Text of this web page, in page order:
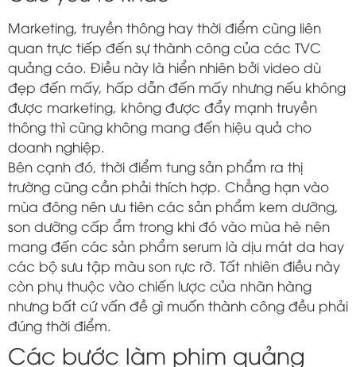
Marketing, truyền thông hay thời điểm cũng liên
quan trực tiếp đến sự thành công của các TVC
quảng cáo. Điều này là hiển nhiên bởi video dù
đẹp đến mấy, hấp dẫn đến mấy nhưng nếu không
được marketing, không được đẩy mạnh truyền
thông thì cũng không mang đến hiệu quả cho
doanh nghiệp.
Bên cạnh đó, thời điểm tung sản phẩm ra thị
trường cũng cần phải thích hợp. Chẳng hạn vào
mùa đông nên ưu tiên các sản phẩm kem dưỡng,
son dưỡng cấp ẩm trong khi đó vào mùa hè nên
mang đến các sản phẩm serum là dịu mát da hay
các bộ sưu tập màu son rực rỡ. Tất nhiên điều này
còn phụ thuộc vào chiến lược của nhãn hàng
nhưng bất cứ vấn đề gì muốn thành công đều phải
đúng thời điểm.
Các bước làm phim quảng